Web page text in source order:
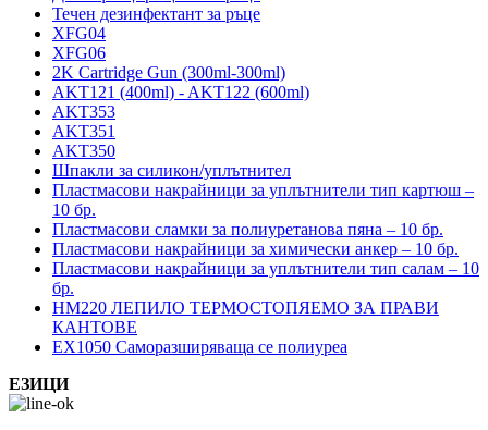
Течен дезинфектант за ръце
XFG04
XFG06
2K Cartridge Gun (300ml-300ml)
AKT121 (400ml) - AKT122 (600ml)
AKT353
AKT351
AKT350
Шпакли за силикон/уплътнител
Пластмасови накрайници за уплътнители тип картюш –
10 бр.
Пластмасови сламки за полиуретанова пяна – 10 бр.
Пластмасови накрайници за химически анкер – 10 бр.
Пластмасови накрайници за уплътнители тип салам – 10
бр.
HM220 ЛЕПИЛО ТЕРМОСТОПЯЕМО ЗА ПРАВИ
КАНТОВЕ
EX1050 Саморазширяваща се полиуреа
ЕЗИЦИ